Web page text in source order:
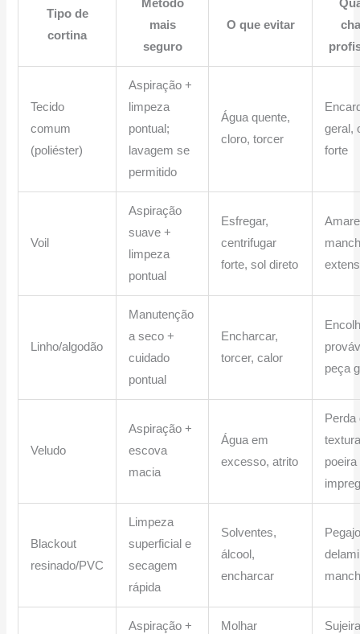
Tipo de
cortina
Método
mais
seguro
O que evitar
Tecido
comum
(poliéster)
Aspiração +
limpeza
pontual;
lavagem se
permitido
Água quente,
cloro, torcer
geral,
forte
Voil
Aspiração
suave +
limpeza
pontual
Esfregar,
centrifugar
forte, sol direto
Linho/algodão
Manutenção
a seco +
cuidado
pontual
Encharcar,
torcer, calor
peça
Veludo
Aspiração +
escova
macia
Água em
excesso, atrito
Perda
poeira
Blackout
resinado/PVC
Limpeza
superficial e
secagem
rápida
Solventes,
álcool,
encharcar
Aspiração +
Molhar